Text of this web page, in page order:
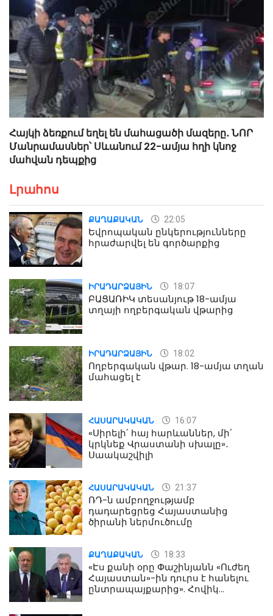
Հայկի ձեռքում եղել են մահացածի մազերը․ ՆՈՐ
Մանրամասներ՝ Սևանում 22-ամյա հղի կնոջ
մահվան դեպքից
Լրահոս
ՔԱՂԱՔԱԿԱՆ 22:05
Եվրոպական ընկերությունները
հրաժարվել են գործարքից
ԻՐԱԴԱՐՁԱՅԻՆ 18:07
ԲԱՑԱՌԻԿ տեսանյութ 18-ամյա
տղայի ողբերգական վթարից
ԻՐԱԴԱՐՁԱՅԻՆ 18:02
Ողբերգական վթար. 18-ամյա տղան
մահացել է
ՀԱՍԱՐԱԿԱԿԱՆ 16:07
«Սիրելի՛ հայ հարևաններ, մի՛
կրկնեք Վրաստանի սխալը»․
Սաակաշվիլի
ՀԱՍԱՐԱԿԱԿԱՆ 21:37
ՌԴ-ն ամբողջությամբ
դադարեցրեց Հայաստանից
ծիրանի ներմուծումը
ՔԱՂԱՔԱԿԱՆ 18:33
«Էս քանի օրը Փաշինյանն «Ուժեղ
Հայաստան»-ին դուրս է հանելու
ընտրապայքարից». Հովիկ